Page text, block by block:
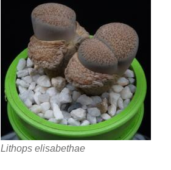
Lithops elisabethae